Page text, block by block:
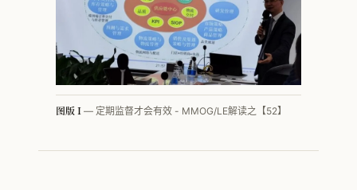
按行业看 · 工程机械
按行业看 · 汽车零部件
方法论体系总览
图版 I — 定期监督才会有效 - MMOG/LE解读之【52】